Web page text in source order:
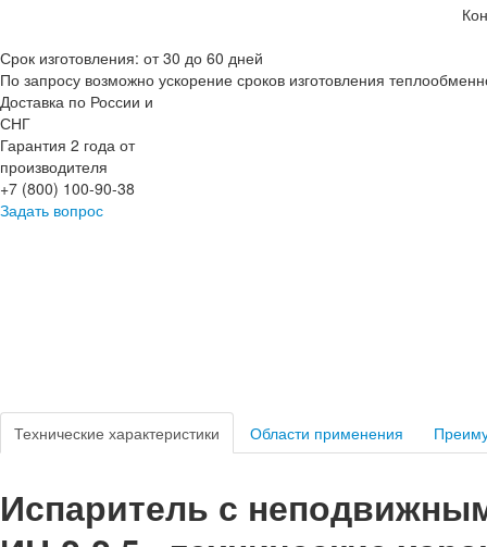
Срок изготовления: от 30 до 60 дней
По запросу возможно ускорение сроков изготовления
Доставка по России и
СНГ
Гарантия 2 года от
производителя
+7 (800) 100-90-38
Задать вопрос
Технические характеристики Области применения
Испаритель с